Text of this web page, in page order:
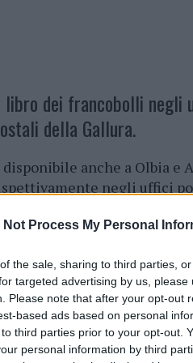
Not Process My Personal
the sale, sharing to third parties,
targeted advertising by us,
Please note that after your opt-out
based ads based on personal
third parties prior to your opt-out.
personal information by third
libro dei francobolli negli
della Gallura.
disponibile anche a Olbia e
negli uffici
Costa Smeralda, “Il
valori postali emesse
Ministero dello Sviluppo
relativi annulli del giorno
e con untesto che